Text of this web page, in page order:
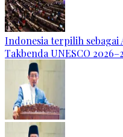
Indonesia terpilih sebagai
Takbenda UNESCO